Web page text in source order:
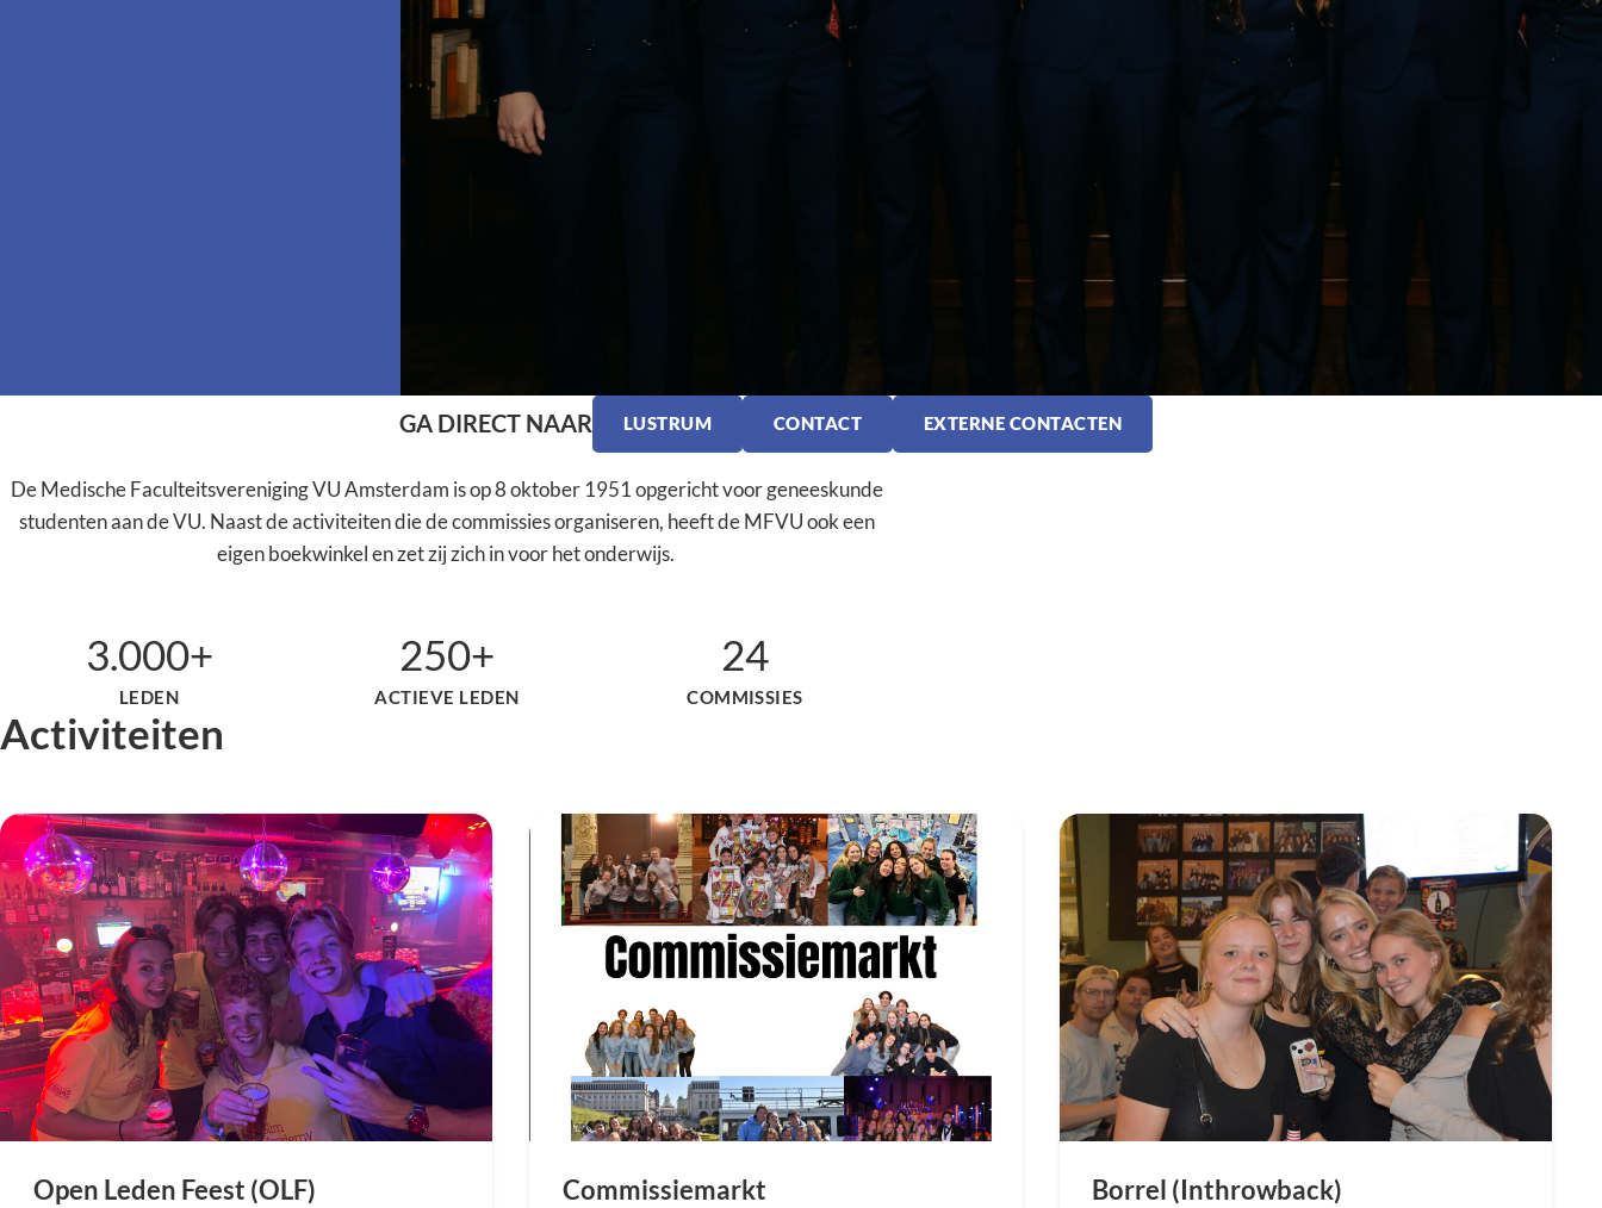
GA DIRECT NAAR LUSTRUM CONTACT EXTERNE CONTACTEN
De Medische Faculteitsvereniging VU Amsterdam is op 8 oktober 1951 opgericht voor geneeskunde
studenten aan de VU. Naast de activiteiten die de commissies organiseren, heeft de MFVU ook een
eigen boekwinkel en zet zij zich in voor het onderwijs.
LEDEN
3.000+
ACTIEVE LEDEN
250+
COMMISSIES
24
Activiteiten
Open Leden Feest (OLF) Commissiemarkt Borrel (Inthrowback)